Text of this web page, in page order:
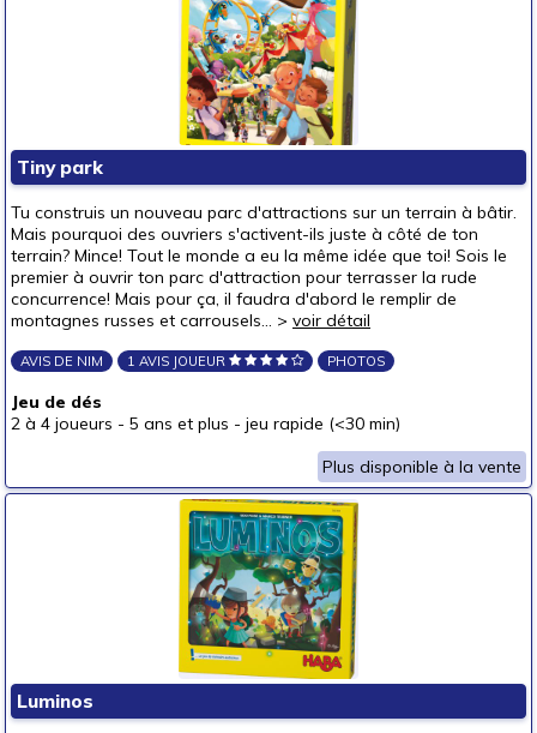
Tiny park
Tu construis un nouveau parc d'attractions sur un terrain à bâtir.
Mais pourquoi des ouvriers s'activent-ils juste à côté de ton
terrain? Mince! Tout le monde a eu la même idée que toi! Sois le
premier à ouvrir ton parc d'attraction pour terrasser la rude
concurrence! Mais pour ça, il faudra d'abord le remplir de
montagnes russes et carrousels... > voir détail
AVIS DE NIM 1 AVIS JOUEUR PHOTOS
Jeu de dés
2 à 4 joueurs - 5 ans et plus - jeu rapide (<30 min)
Plus disponible à la vente
Luminos